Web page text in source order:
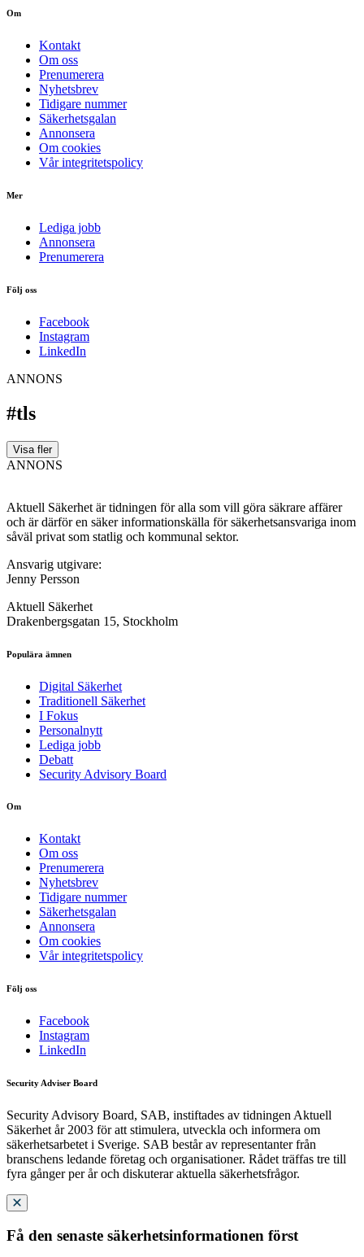
Om
Kontakt
Om oss
Prenumerera
Nyhetsbrev
Tidigare nummer
Säkerhetsgalan
Annonsera
Om cookies
Vår integritetspolicy
Mer
Lediga jobb
Annonsera
Prenumerera
Följ oss
Facebook
Instagram
LinkedIn
ANNONS
#tls
Visa fler
ANNONS
Aktuell Säkerhet är tidningen för alla som vill göra säkrare affärer
och är därför en säker informationskälla för säkerhets­ansvariga inom
såväl privat som statlig och kommunal sektor.
Ansvarig utgivare:
Jenny Persson
Aktuell Säkerhet
Drakenbergsgatan 15, Stockholm
Populära ämnen
Digital Säkerhet
Traditionell Säkerhet
I Fokus
Personalnytt
Lediga jobb
Debatt
Security Advisory Board
Om
Kontakt
Om oss
Prenumerera
Nyhetsbrev
Tidigare nummer
Säkerhetsgalan
Annonsera
Om cookies
Vår integritetspolicy
Följ oss
Facebook
Instagram
LinkedIn
Security Adviser Board
Security Advisory Board, SAB, instiftades av tidningen Aktuell
Säkerhet år 2003 för att stimulera, utveckla och informera om
säkerhetsarbetet i Sverige. SAB består av representanter från
branschens ledande företag och organisationer. Rådet träffas tre till
fyra gånger per år och diskuterar aktuella säkerhetsfrågor.
Få den senaste säkerhetsinformationen först